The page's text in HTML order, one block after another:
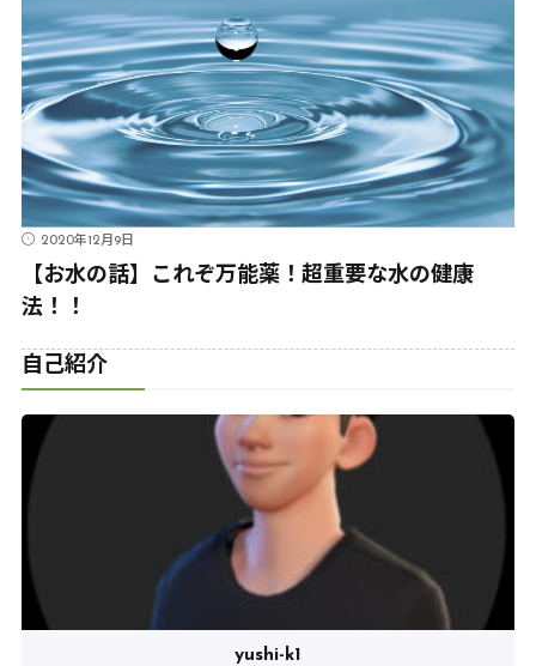
2020年12月9日
【お水の話】これぞ万能薬！超重要な水の健康
法！！
自己紹介
yushi-k1